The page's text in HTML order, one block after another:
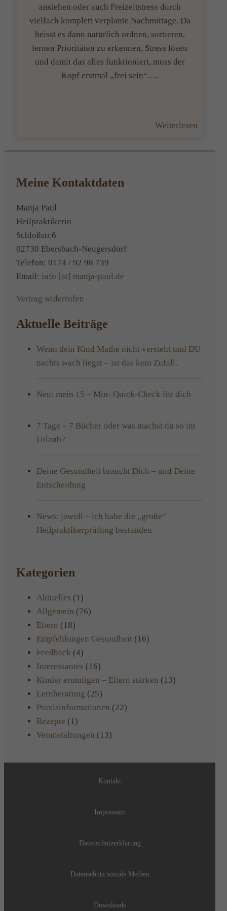
anstehen oder auch Freizeitstress durch
vielfach komplett verplante Nachmittage. Da
heisst es dann natürlich ordnen, sortieren,
lernen Prioritäten zu erkennen, Stress lösen
und damit das alles funktioniert, muss der
Kopf erstmal „frei sein“….
Weiterlesen
bei
Meine Kontaktdaten
Manja Paul
Heilpraktikerin
Schloßstr.6
02730 Ebersbach-Neugersdorf
Telefon: 0174 / 92 98 739
Email: info [at] manja-paul.de
Vertrag widerrufen
Aktuelle Beiträge
Wenn dein Kind Mathe nicht versteht und DU
nachts wach liegst – ist das kein Zufall.
Neu: mein 15 – Min- Quick-Check für dich
7 Tage – 7 Bücher oder was machst du so im
Urlaub?
Deine Gesundheit braucht Dich – und Deine
Entscheidung
News: jawoll – ich habe die „große“
Heilpraktikerprüfung bestanden
Kategorien
Aktuelles (1)
Allgemein (76)
Eltern (18)
Empfehlungen Gesundheit (16)
Feedback (4)
Interessantes (16)
Kinder ermutigen – Eltern stärken (13)
Lernberatung (25)
Praxisinformationen (22)
Rezepte (1)
Veranstaltungen (13)
Kontakt
Impressum
Datenschutzerklärung
Datenschutz soziale Medien
Downloads